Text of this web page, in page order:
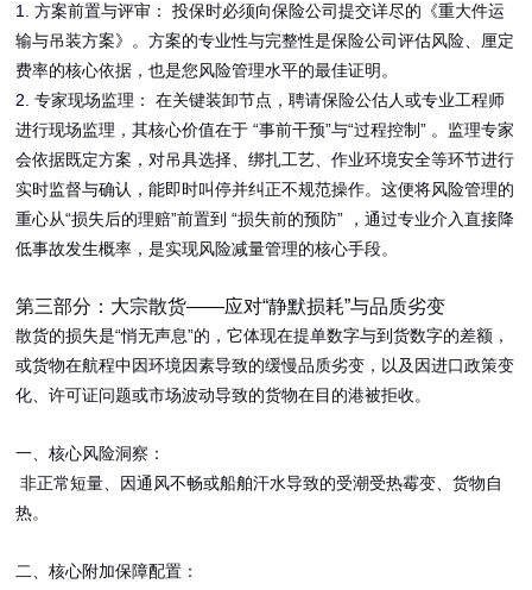
1.方案前置与评审：
投保时必须向保险公司提交详尽的《重大件运
输与吊装方案》。方案的专业性与完整性是保险公司评估风险、厘定
费率的核心依据，也是您风险管理水平的最佳证明。
2.专家现场监理：
在关键装卸节点，聘请保险公估人或专业工程师
进行现场监理，其核心价值在于 “事前干预”与“过程控制” 。监理专家
会依据既定方案，对吊具选择、绑扎工艺、作业环境安全等环节进行
实时监督与确认，能即时叫停并纠正不规范操作。这便将风险管理的
重心从“损失后的理赔”前置到 “损失前的预防”
，通过专业介入直接降
低事故发生概率，是实现风险减量管理的核心手段。
第三部分：大宗散货——应对“静默损耗”与品质劣变
散货的损失是“悄无声息”的，它体现在提单数字与到货数字的差额，
或货物在航程中因环境因素导致的缓慢品质劣变，以及因进口政策变
化、许可证问题或市场波动导致的货物在目的港被拒收。
一、核心风险洞察：
非正常短量、因通风不畅或船舶汗水导致的受潮受热霉变、货物自
热。
二、核心附加保障配置：